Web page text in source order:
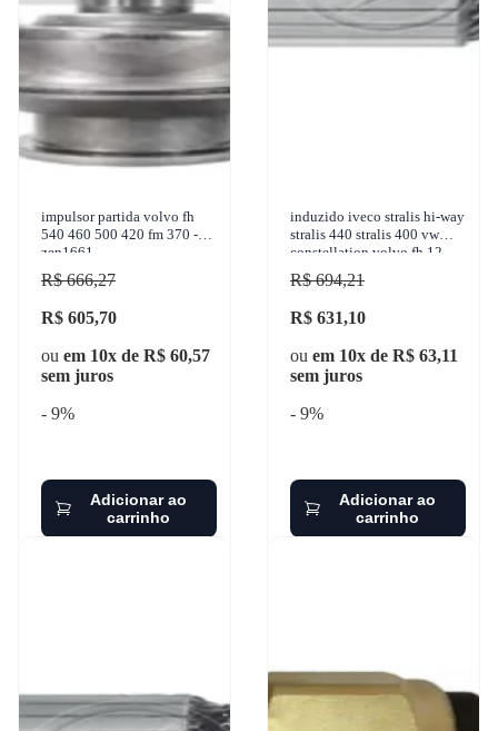
impulsor partida volvo fh
540 460 500 420 fm 370 -
zen1661
R$ 666,27
R$ 605,70
ou em 10x de R$ 60,57
sem juros
- 9%
Adicionar ao
carrinho
induzido iveco stralis hi-way
stralis 440 stralis 400 vw
constellation volvo fh 12
380 1993-2012 z.m. -
83.890.0
R$ 694,21
R$ 631,10
ou em 10x de R$ 63,11
sem juros
- 9%
Adicionar ao
carrinho